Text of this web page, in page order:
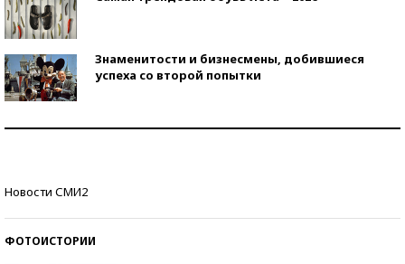
Знаменитости и бизнесмены, добившиеся
успеха со второй попытки
Новости СМИ2
ФОТОИСТОРИИ